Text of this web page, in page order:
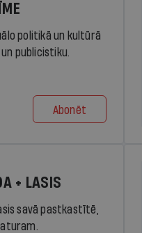
politikā un kultūrā
publicistiku.
Abonēt
+ LASIS
savā pastkastītē,